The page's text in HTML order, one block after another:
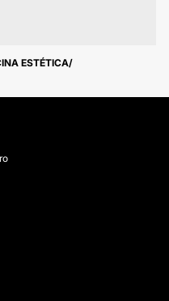
ESTÉTICA